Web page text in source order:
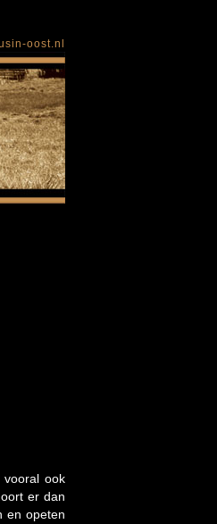
oost.nl
vooral ook
er dan
en opeten